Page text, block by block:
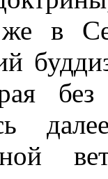
же в